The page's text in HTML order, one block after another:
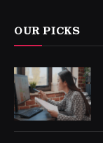
OUR PICKS